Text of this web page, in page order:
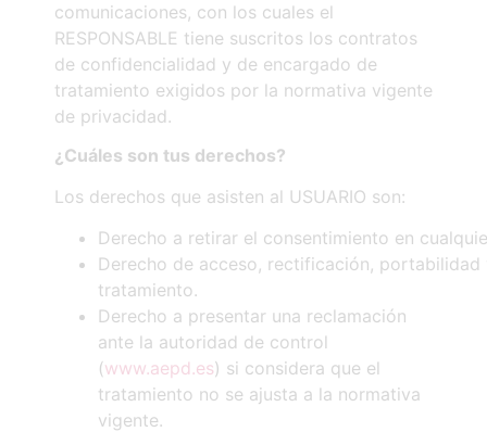
comunicaciones, con los cuales el
RESPONSABLE tiene suscritos los contratos
de confidencialidad y de encargado de
tratamiento exigidos por la normativa vigente
de privacidad.
¿Cuáles son tus derechos?
Los derechos que asisten al USUARIO son:
Derecho a retirar el consentimiento en
Derecho de acceso, rectificación,
tratamiento.
Derecho a presentar una reclamación
ante la autoridad de control
(www.aepd.es) si considera que el
tratamiento no se ajusta a la normativa
vigente.